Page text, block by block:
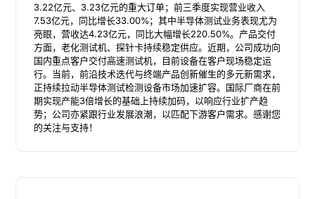
3.22亿元、3.23亿元的重大订单；前三季度实现营业收入
7.53亿元，同比增长33.00%；其中半导体测试业务表现尤为
亮眼，营收达4.23亿元，同比大幅增长220.50%。产品交付
方面，老化测试机、探针卡持续稳定供应。近期，公司成功向
国内重点客户交付高速测试机，目前设备在客户现场稳定运
行。当前，前沿技术迭代与终端产品创新催生的多元新需求，
正持续拉动半导体测试检测设备市场加速扩容。国际厂商在前
期实现产能3倍增长的基础上持续加码，以响应行业扩产趋
势；公司亦紧跟行业发展浪潮，以匹配下游客户需求。感谢您
的关注与支持！